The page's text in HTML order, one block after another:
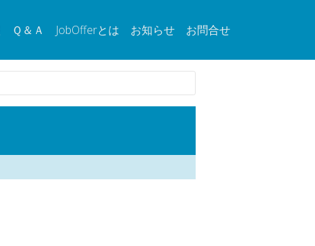
Ｑ＆Ａ JobOfferとは お知らせ お問合せ